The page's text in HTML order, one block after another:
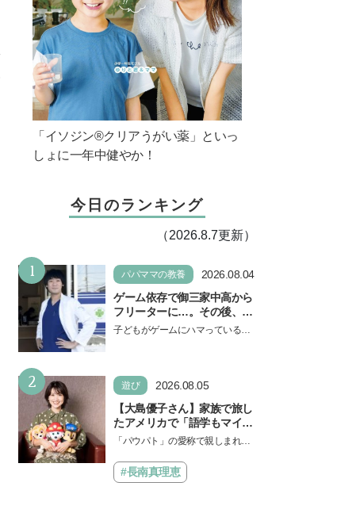
「イソジン®クリアうがい薬」といっ
しょに一年中健やか！
今日のランキング
（2026.8.7更新）
1 パパママの教養
2026.08.04
ゲーム依存で御三家中高から
フリーターに…。その後、医
学部へ逆転合格した現役医師
子どもがゲームにハマっている
2 遊び
2026.08.05
【大島優子さん】家族で旅し
たアメリカで「語学もマイン
ドも！ 子どもの成長はすごか
『パウ・パトロール ザ・ダイ
ノ・ムービー』ではあきらめ
「パウパト」の愛称で親しまれる
の劇場版シリーズ第3弾、映画『パ
ウ・パトロール ザ…
#長南真理恵